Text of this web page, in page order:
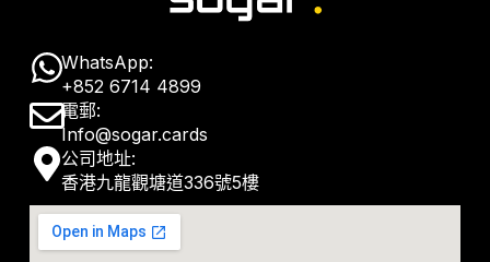
W
h
a
t
s
a
WhatsApp:
+852 6714 4899
E
n
v
e
電郵:
Info@sogar.cards
M
a
p
公司地址:
香港九龍觀塘道336號5樓